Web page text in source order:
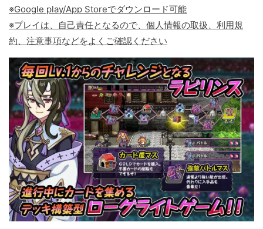
※Google play/App Storeでダウンロード可能
※プレイは、自己責任となるので、個人情報の取扱、利用規
約、注意事項などをよくご確認ください